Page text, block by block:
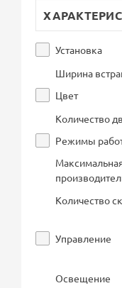
Установка
Ширина
Цвет
Количество
Режимы
Количество
Управление
Освещение